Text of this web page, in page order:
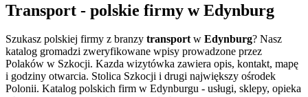
Transport - polskie firmy wEdynburg
Szukasz polskiej firmy z branzy transportw Edynburg? Nasz
katalog gromadzi zweryfikowane wpisy prowadzone przez
Polaków w Szkocji. Kazda wizytówka zawiera opis, kontakt, mapę
i godziny otwarcia. Stolica Szkocji i drugi największy ośrodek
Polonii. Katalog polskich firm w Edynburgu - usługi, sklepy, opieka